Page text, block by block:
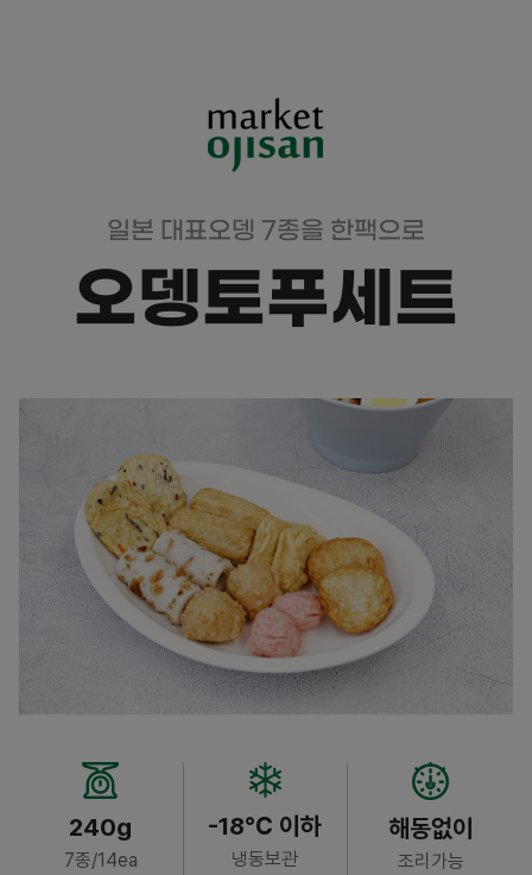
일본 대표오뎅 7종을 한팩으로
오뎅토푸세트
240g
7종/14ea
-18℃ 이하
냉동보관
해동없이
조리가능